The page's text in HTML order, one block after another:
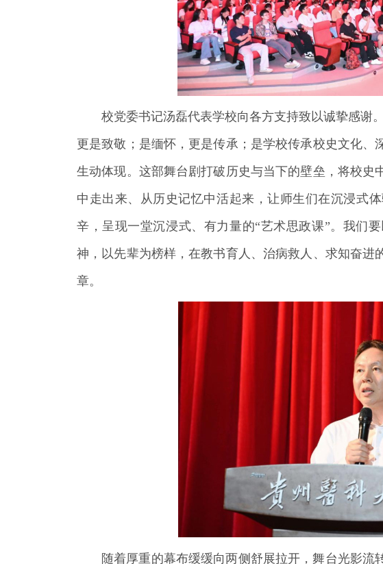
校党委书记汤磊代表学校向各方支持致以诚挚感谢
更是致敬；是缅怀，更是传承；是学校传承校史文化
生动体现。这部舞台剧打破历史与当下的壁垒，将校
中走出来、从历史记忆中活起来，让师生们在沉浸式
辛，呈现一堂沉浸式、有力量的“艺术思政课”。我们
神，以先辈为榜样，在教书育人、治病救人、求知奋
章。
随着厚重的幕布缓缓向两侧舒展拉开，舞台光影